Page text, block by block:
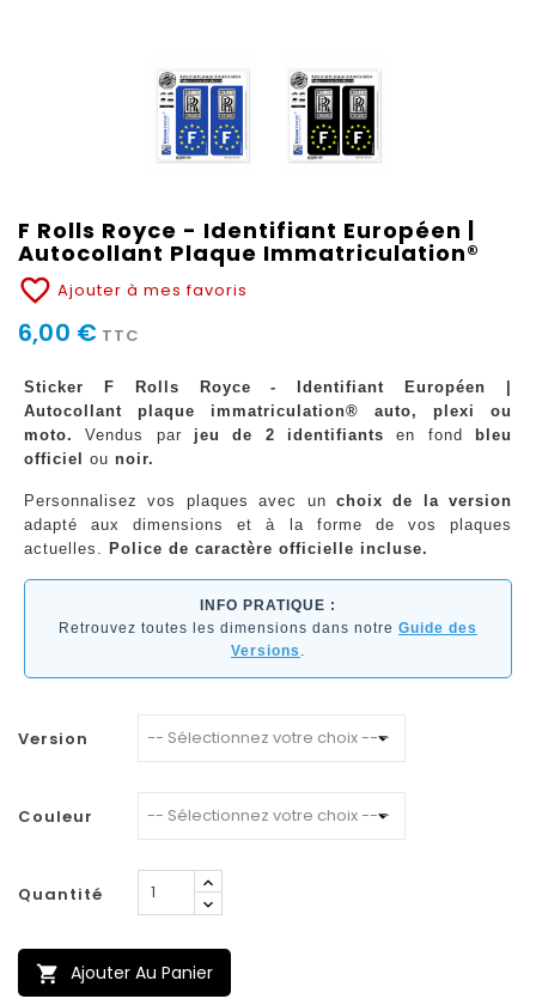
F Rolls Royce - Identifiant Européen |
Autocollant Plaque Immatriculation®
favorite_border Ajouter à mes favoris
6,00 € TTC
Sticker F Rolls Royce - Identifiant Européen |
Autocollant plaque immatriculation® auto, plexi ou
moto.
Vendus par jeu de 2 identifiants en fond
bleu
officiel
ou noir.
Personnalisez vos plaques avec un choix de la version
adapté aux dimensions et à la forme de vos plaques
actuelles. Police de caractère officielle incluse.
INFO PRATIQUE :
Retrouvez toutes les dimensions dans notre Guide des
Versions .
Version
Couleur
Quantité
 Ajouter Au Panier